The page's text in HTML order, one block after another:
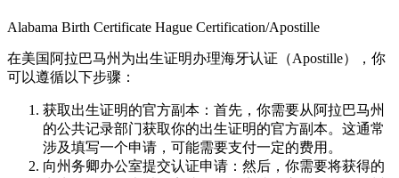
Alabama Birth Certificate Hague Certification/Apostille
在美国阿拉巴马州为出生证明办理海牙认证（Apostille），你
可以遵循以下步骤：
获取出生证明的官方副本：首先，你需要从阿拉巴马州
的公共记录部门获取你的出生证明的官方副本。这通常
涉及填写一个申请，可能需要支付一定的费用。
向州务卿办公室提交认证申请：然后，你需要将获得的